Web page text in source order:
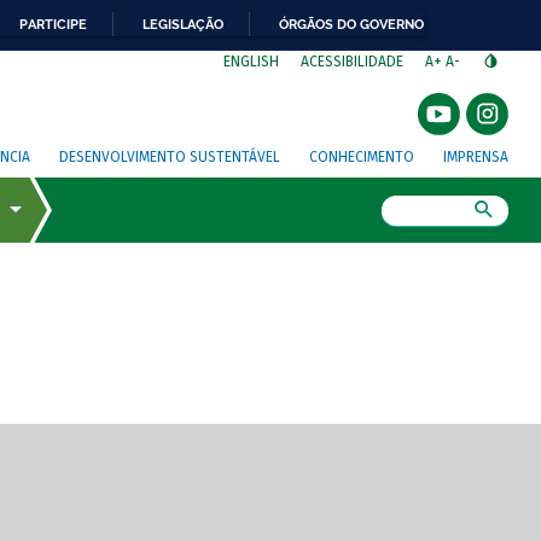
PARTICIPE LEGISLAÇÃO ÓRGÃOS DO GOVERNO
ENGLISH ACESSIBILIDADE A+ A-
DESENVOLVIMENTO SUSTENTÁVEL CONHECIMENTO IMPRENSA
de tela